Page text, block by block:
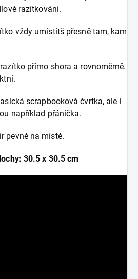
razítkování.
vždy umístítš přesně tam, kam
přímo shora a rovnoměrně.
scrapbooková čvrtka, ale i
například přáníčka.
pevně na místě.
30.5 x 30.5 cm